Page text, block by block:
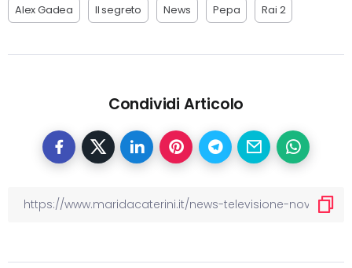
Alex Gadea Il segreto News Pepa Rai 2
Condividi Articolo